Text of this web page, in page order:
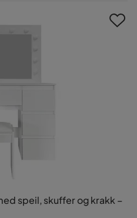
speil, skuffer og krakk –